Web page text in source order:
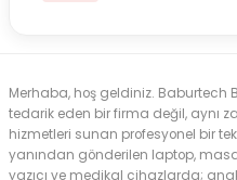
Merhaba, hoş geldiniz. Baburtech
tedarik eden bir firma değil, aynı
hizmetleri sunan profesyonel bir
yanından gönderilen laptop,
yazıcı ve medikal cihazlarda;